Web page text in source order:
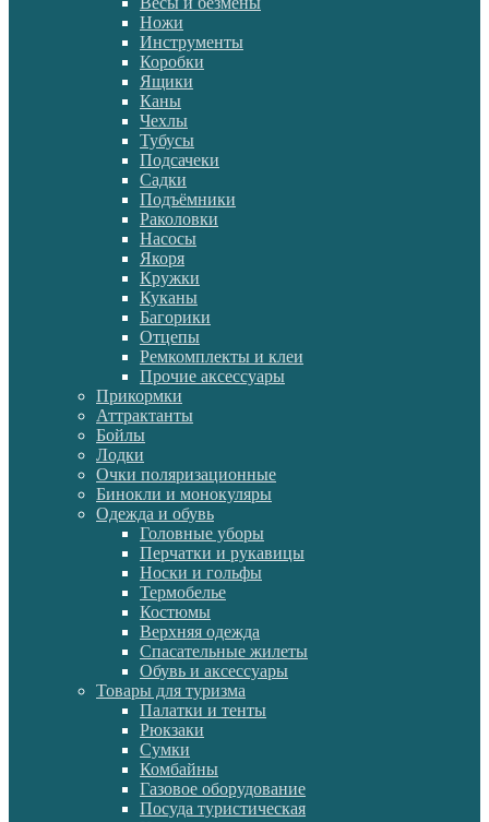
Ножи
Инструменты
Коробки
Ящики
Каны
Чехлы
Тубусы
Подсачеки
Садки
Подъёмники
Раколовки
Насосы
Якоря
Кружки
Куканы
Багорики
Отцепы
Ремкомплекты и клеи
Прочие аксессуары
Прикормки
Аттрактанты
Бойлы
Лодки
Очки поляризационные
Бинокли и монокуляры
Одежда и обувь
Головные уборы
Перчатки и рукавицы
Носки и гольфы
Термобелье
Костюмы
Верхняя одежда
Спасательные жилеты
Обувь и аксессуары
Товары для туризма
Палатки и тенты
Рюкзаки
Сумки
Комбайны
Газовое оборудование
Посуда туристическая